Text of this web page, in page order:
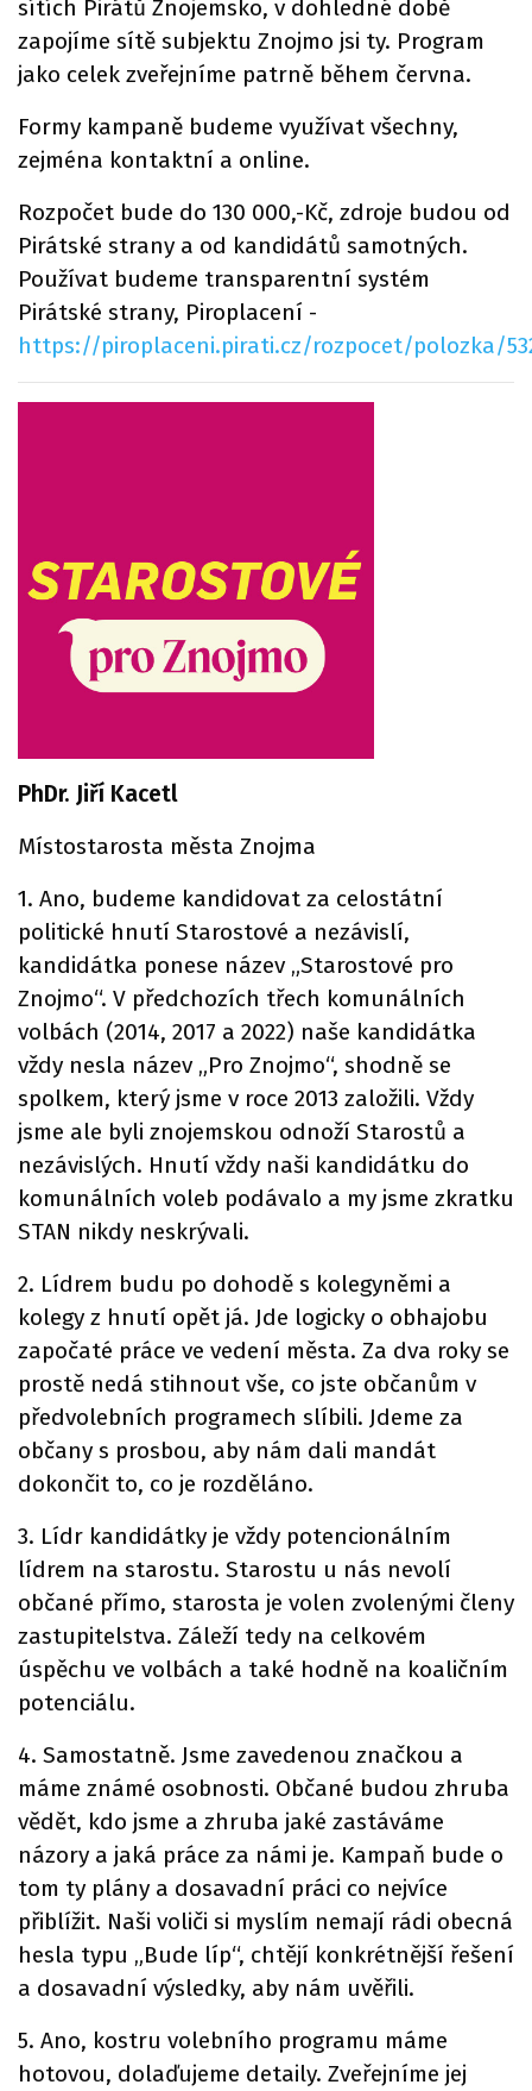
sítích Pirátů Znojemsko, v dohledné době
zapojíme sítě subjektu Znojmo jsi ty. Program
jako celek zveřejníme patrně během června.
Formy kampaně budeme využívat všechny,
zejména kontaktní a online.
Rozpočet bude do 130 000,-Kč, zdroje budou od
Pirátské strany a od kandidátů samotných.
Používat budeme transparentní systém
Pirátské strany, Piroplacení -
https://piroplaceni.pirati.cz/rozpocet/polozka/
PhDr. Jiří Kacetl
Místostarosta města Znojma
1. Ano, budeme kandidovat za celostátní
politické hnutí Starostové a nezávislí,
kandidátka ponese název „Starostové pro
Znojmo“. V předchozích třech komunálních
volbách (2014, 2017 a 2022) naše kandidátka
vždy nesla název „Pro Znojmo“, shodně se
spolkem, který jsme v roce 2013 založili. Vždy
jsme ale byli znojemskou odnoží Starostů a
nezávislých. Hnutí vždy naši kandidátku do
komunálních voleb podávalo a my jsme zkratku
STAN nikdy neskrývali.
2. Lídrem budu po dohodě s kolegyněmi a
kolegy z hnutí opět já. Jde logicky o obhajobu
započaté práce ve vedení města. Za dva roky se
prostě nedá stihnout vše, co jste občanům v
předvolebních programech slíbili. Jdeme za
občany s prosbou, aby nám dali mandát
dokončit to, co je rozděláno.
3. Lídr kandidátky je vždy potencionálním
lídrem na starostu. Starostu u nás nevolí
občané přímo, starosta je volen zvolenými členy
zastupitelstva. Záleží tedy na celkovém
úspěchu ve volbách a také hodně na koaličním
potenciálu.
4. Samostatně. Jsme zavedenou značkou a
máme známé osobnosti. Občané budou zhruba
vědět, kdo jsme a zhruba jaké zastáváme
názory a jaká práce za námi je. Kampaň bude o
tom ty plány a dosavadní práci co nejvíce
přiblížit. Naši voliči si myslím nemají rádi obecná
hesla typu „Bude líp“, chtějí konkrétnější řešení
a dosavadní výsledky, aby nám uvěřili.
5. Ano, kostru volebního programu máme
hotovou, dolaďujeme detaily. Zveřejníme jej